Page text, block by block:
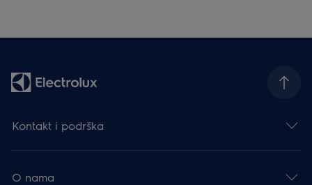
Kontakt i podrška
O nama